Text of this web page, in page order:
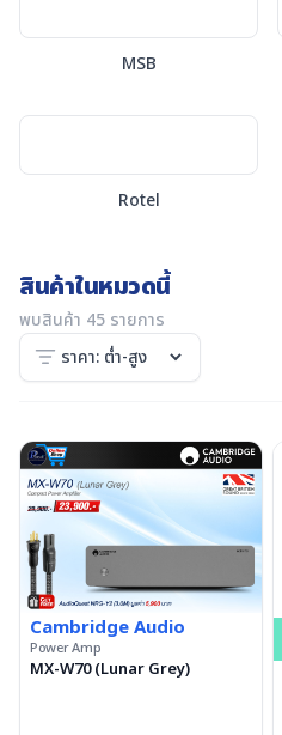
MSB
Rotel
สินค้าในหมวดนี้
พบสินค้า 45 รายการ
Cambridge Audio
Power Amp
MX-W70 (Lunar Grey)